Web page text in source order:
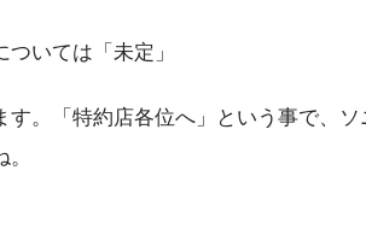
いては「未定」
す。「特約店各位へ」という事で、